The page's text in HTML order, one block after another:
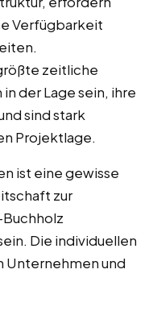
Verfügbarkeit
zeitliche
der Lage sein, ihre
sind stark
Projektlage.
ist eine gewisse
zur
Die individuellen
Unternehmen und